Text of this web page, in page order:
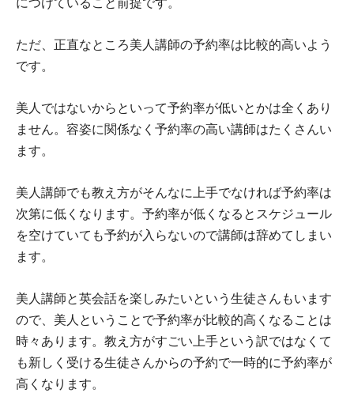
ただ、正直なところ美人講師の予約率は比較的高いよう
です。
美人ではないからといって予約率が低いとかは全くあり
ません。容姿に関係なく予約率の高い講師はたくさんい
ます。
美人講師でも教え方がそんなに上手でなければ予約率は
次第に低くなります。予約率が低くなるとスケジュール
を空けていても予約が入らないので講師は辞めてしまい
ます。
美人講師と英会話を楽しみたいという生徒さんもいます
ので、美人ということで予約率が比較的高くなることは
時々あります。教え方がすごい上手という訳ではなくて
も新しく受ける生徒さんからの予約で一時的に予約率が
高くなります。